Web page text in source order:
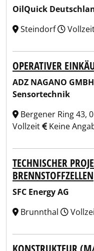
OilQuick
Steindorf
OPERATIVER
ADZ NAGANO
Sensortechnik
Bergener Ring 43,
Vollzeit
Keine
TECHNISCHER
BRENNSTOFFZELLEN
SFC Energy AG
Brunnthal